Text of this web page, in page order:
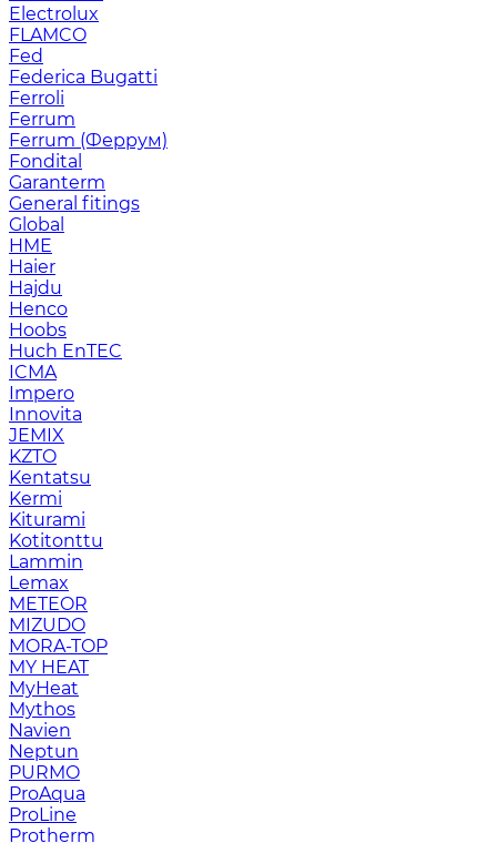
Electrolux
FLAMCO
Fed
Federica Bugatti
Ferroli
Ferrum
Ferrum (Феррум)
Fondital
Garanterm
General fitings
Global
HME
Haier
Hajdu
Henco
Hoobs
Huch EnTEC
ICMA
Impero
Innovita
JEMIX
KZTO
Kentatsu
Kermi
Kiturami
Kotitonttu
Lammin
Lemax
METEOR
MIZUDO
MORA-TOP
MY HEAT
MyHeat
Mythos
Navien
Neptun
PURMO
ProAqua
ProLine
Protherm